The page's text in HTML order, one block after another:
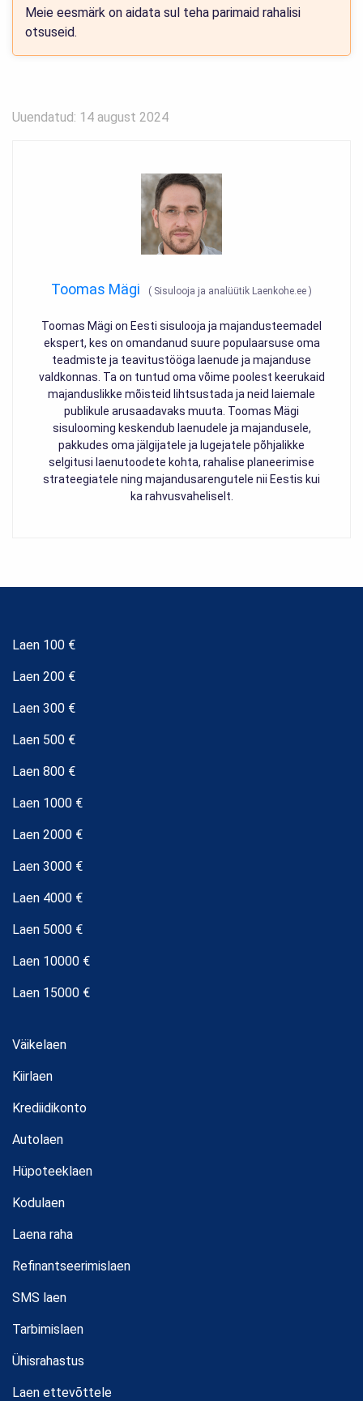
Meie eesmärk on aidata sul teha parimaid rahalisi
otsuseid.
Uuendatud: 14 august 2024
Toomas Mägi ( Sisulooja ja analüütik Laenkohe.ee )
Toomas Mägi on Eesti sisulooja ja majandusteemadel
ekspert, kes on omandanud suure populaarsuse oma
teadmiste ja teavitustööga laenude ja majanduse
valdkonnas. Ta on tuntud oma võime poolest keerukaid
majanduslikke mõisteid lihtsustada ja neid laiemale
publikule arusaadavaks muuta. Toomas Mägi
sisulooming keskendub laenudele ja majandusele,
pakkudes oma jälgijatele ja lugejatele põhjalikke
selgitusi laenutoodete kohta, rahalise planeerimise
strateegiatele ning majandusarengutele nii Eestis kui
ka rahvusvaheliselt.
Laen 100 €
Laen 200 €
Laen 300 €
Laen 500 €
Laen 800 €
Laen 1000 €
Laen 2000 €
Laen 3000 €
Laen 4000 €
Laen 5000 €
Laen 10000 €
Laen 15000 €
Väikelaen
Kiirlaen
Krediidikonto
Autolaen
Hüpoteeklaen
Kodulaen
Laena raha
Refinantseerimislaen
SMS laen
Tarbimislaen
Ühisrahastus
Laen ettevõttele